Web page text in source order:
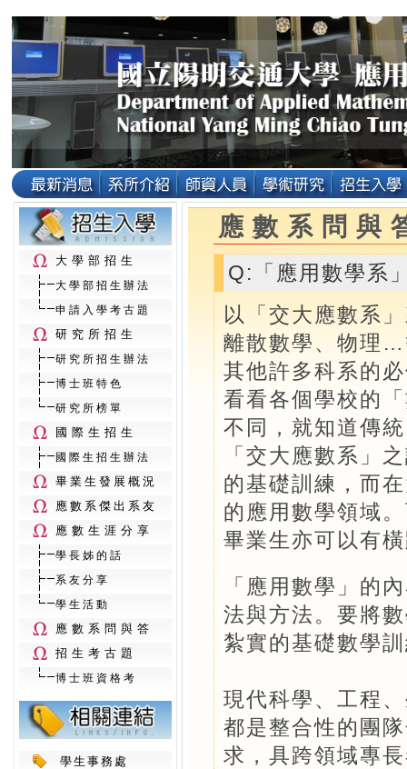
大學部招生
大學部招生辦法
申請入學考古題
研究所招生
研究所招生辦法
博士班特色
研究所榜單
國際生招生
國際生招生辦法
畢業生發展概況
應數系傑出系友
應數生涯分享
學長姊的話
系友分享
學生活動
應數系問與答
招生考古題
博士班資格考
學生事務處
應數系問與
Q:「應用數學系
以「交大應數系
離散數學、物理…
其他許多科系的
看看各個學校的
不同，就知道傳
「交大應數系」
的基礎訓練，而
的應用數學領域
畢業生亦可以有
「應用數學」的
法與方法。要將
紮實的基礎數學
現代科學、工程
都是整合性的團
求，具跨領域專